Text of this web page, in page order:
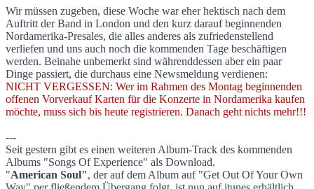
News roundup: Neue Downloads
Wir müssen zugeben, diese Woche war eher hektisch nach dem
Auftritt der Band in London und den kurz darauf beginnenden
Nordamerika-Presales, die alles anderes als zufriedenstellend
verliefen und uns auch noch die kommenden Tage beschäftigen
werden. Beinahe unbemerkt sind währenddessen aber ein paar
Dinge passiert, die durchaus eine Newsmeldung verdienen:
NICHT VERGESSEN: Wer im Rahmen des Montag beginnenden
offenen Vorverkauf Karten für die Konzerte in Nordamerika kaufen
möchte, muss sich bis heute registrieren. Danach geht nichts mehr!!!
---
Seit gestern gibt es einen weiteren Album-Track des kommenden
Albums "Songs Of Experience" als Download.
"American Soul", der auf dem Album auf "Get Out Of Your Own